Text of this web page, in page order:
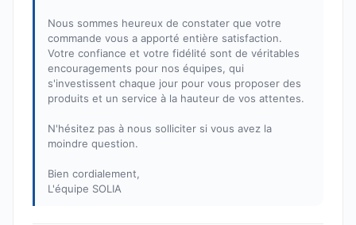
Nous sommes heureux de constater que votre
commande vous a apporté entière satisfaction.
Votre confiance et votre fidélité sont de véritables
encouragements pour nos équipes, qui
s'investissent chaque jour pour vous proposer des
produits et un service à la hauteur de vos attentes.
N'hésitez pas à nous solliciter si vous avez la
moindre question.
Bien cordialement,
L'équipe SOLIA